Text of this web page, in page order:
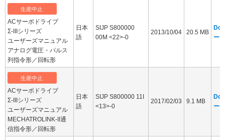
生産中止
ACサーボドライブ
Σ-IIIシリーズ
ユーザーズマニュアル
アナログ電圧・パルス
列指令形／回転形
日本
語
SIJP S800000
00M <22>-0
2013/10/04 20.5 MB
ージ
生産中止
ACサーボドライブ
Σ-IIIシリーズ
ユーザーズマニュアル
MECHATROLINK-II通
信指令形／回転形
日本
語
SIJP S800000 11I
<13>-0
2017/02/03 9.1 MB
ージ